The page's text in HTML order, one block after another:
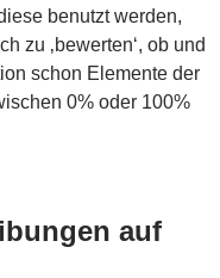
benutzt werden,
zu ‚bewerten‘, ob und
schon Elemente der
0% oder 100%
auf